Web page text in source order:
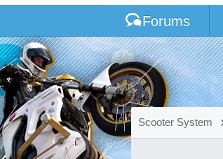
Forums
Scooter System